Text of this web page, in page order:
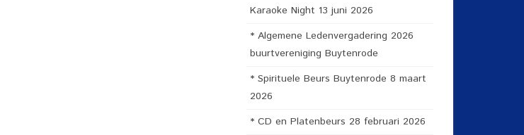
Karaoke Night 13 juni 2026
* Algemene Ledenvergadering 2026
buurtvereniging Buytenrode
* Spirituele Beurs Buytenrode 8 maart
2026
* CD en Platenbeurs 28 februari 2026